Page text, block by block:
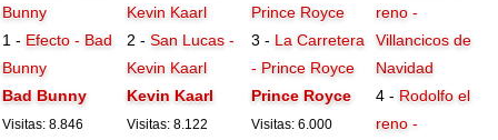
1 - Efecto - Bad
Bunny
Bad Bunny
Visitas: 8.846
2 -San Lucas -
Kevin Kaarl
Kevin Kaarl
Visitas: 8.122
3 - La Carretera
- Prince Royce
Prince Royce
Visitas: 6.000
4 - Rodolfo el
reno -